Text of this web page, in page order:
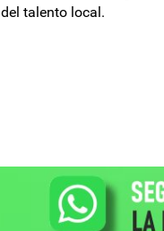
del talento local.